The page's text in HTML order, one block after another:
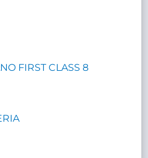
FIRST CLASS 8